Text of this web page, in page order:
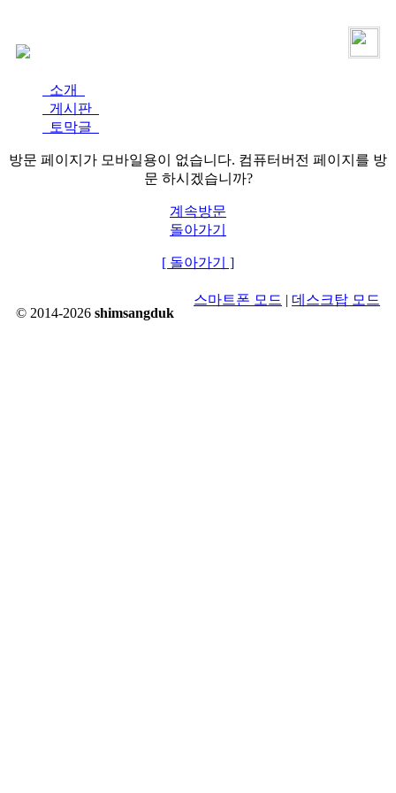
소개
게시판
토막글
방문 페이지가 모바일용이 없습니다. 컴퓨터버전 페이지를 방
문 하시겠습니까?
계속방문
돌아가기
[ 돌아가기 ]
© 2014-2026 shimsangduk
스마트폰 모드 | 데스크탑 모드